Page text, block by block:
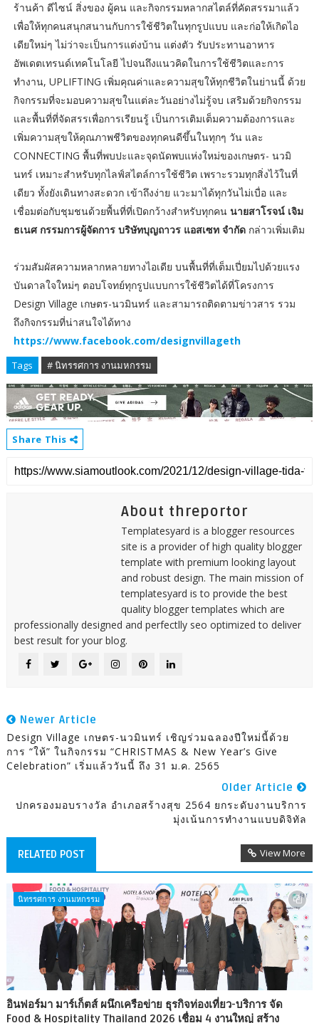
ร้านค้า ดีไซน์ สิ่งของ ผู้คน และกิจกรรมหลากสไตล์ที่คัดสรรมาแล้ว
เพื่อให้ทุกคนสนุกสนานกับการใช้ชีวิตในทุกรูปแบบ และก่อให้เกิดไอ
เดียใหม่ๆ ไม่ว่าจะเป็นการแต่งบ้าน แต่งตัว รับประทานอาหาร
อัพเดตเทรนด์เทคโนโลยี ไปจนถึงแนวคิดในการใช้ชีวิตและการ
ทำงาน, UPLIFTING เพิ่มคุณค่าและความสุขให้ทุกชีวิตในย่านนี้ ด้วย
กิจกรรมที่จะมอบความสุขในแต่ละวันอย่างไม่รู้จบ เสริมด้วยกิจกรรม
และพื้นที่ที่จัดสรรเพื่อการเรียนรู้ เป็นการเติมเต็มความต้องการและ
เพิ่มความสุขให้คุณภาพชีวิตของทุกคนดีขึ้นในทุกๆ วัน และ
CONNECTING พื้นที่พบปะและจุดนัดพบแห่งใหม่ของเกษตร- นวมิ
นทร์ เหมาะสำหรับทุกไลฟ์สไตล์การใช้ชีวิต เพราะรวมทุกสิ่งไว้ในที่
เดียว ทั้งยังเดินทางสะดวก เข้าถึงง่าย แวะมาได้ทุกวันไม่เบื่อ และ
เชื่อมต่อกับชุมชนด้วยพื้นที่ที่เปิดกว้างสำหรับทุกคน นายสาโรจน์ เจิม
ธเนศ กรรมการผู้จัดการ บริษัทบุญถาวร แอสเซท จำกัด กล่าวเพิ่มเติม
ร่วมสัมผัสความหลากหลายทางไอเดีย บนพื้นที่ที่เต็มเปี่ยมไปด้วยแรง
บันดาลใจใหม่ๆ ตอบโจทย์ทุกรูปแบบการใช้ชีวิตได้ที่โครงการ
Design Village เกษตร-นวมินทร์ และสามารถติดตามข่าวสาร รวม
ถึงกิจกรรมที่น่าสนใจได้ทาง
https://www.facebook.com/designvillageth
Tags # นิทรรศการ งานมหกรรม
Share This
About threportor
Templatesyard is a blogger resources
site is a provider of high quality blogger
template with premium looking layout
and robust design. The main mission of
templatesyard is to provide the best
quality blogger templates which are
professionally designed and perfectlly seo optimized to deliver
best result for your blog.
Newer Article
Design Village เกษตร-นวมินทร์ เชิญร่วมฉลองปีใหม่นี้ด้วย
การ “ให้” ในกิจกรรม “CHRISTMAS & New Year’s Give
Celebration” เริ่มแล้ววันนี้ ถึง 31 ม.ค. 2565
Older Article
ปกครองมอบรางวัล อำเภอสร้างสุข 2564 ยกระดับงานบริการ
มุ่งเน้นการทำงานแบบดิจิทัล
RELATED POST View More
นิทรรศการ งานมหกรรม
อินฟอร์มา มาร์เก็ตส์ ผนึกเครือข่าย ธุรกิจท่องเที่ยว-บริการ จัด
Food & Hospitality Thailand 2026 เชื่อม 4 งานใหญ่ สร้าง